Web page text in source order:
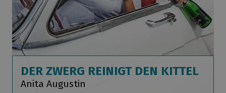
DER ZWERG REINIGT DEN KITTEL
Anita Augustin